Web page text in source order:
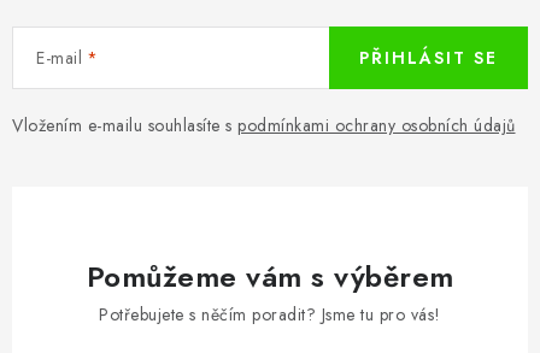
E-mail
Vložením e-mailu souhlasíte s podmínkami ochrany osobních údajů
PŘIHLÁSIT SE
Pomůžeme vám s výběrem
Potřebujete s něčím poradit? Jsme tu pro vás!